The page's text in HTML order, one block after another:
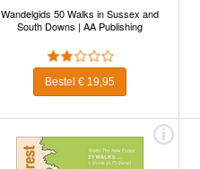
Wandelgids 50 Walks in Sussex and
South Downs | AA Publishing
Bestel € 19,95